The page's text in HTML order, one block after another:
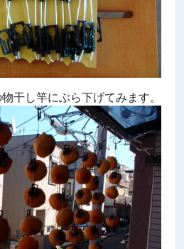
干し竿にぶら下げてみます。